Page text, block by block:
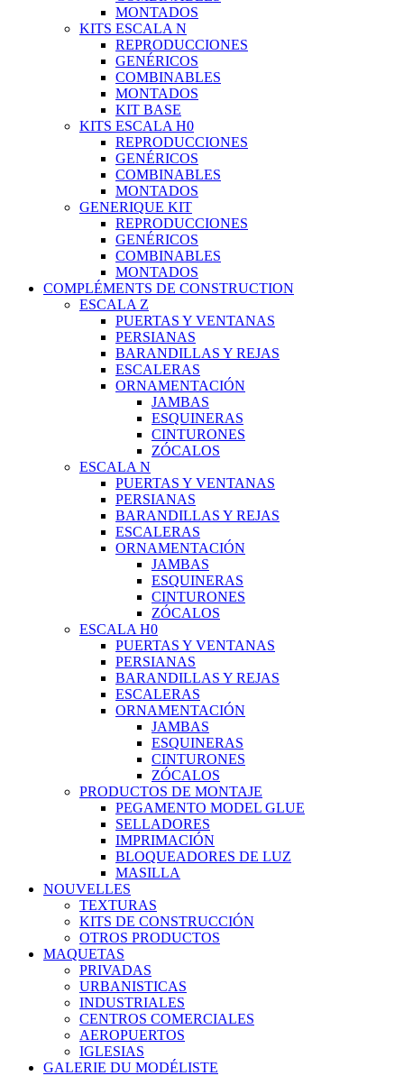
MONTADOS
KITS ESCALA N
REPRODUCCIONES
GENÉRICOS
COMBINABLES
MONTADOS
KIT BASE
KITS ESCALA H0
REPRODUCCIONES
GENÉRICOS
COMBINABLES
MONTADOS
GENERIQUE KIT
REPRODUCCIONES
GENÉRICOS
COMBINABLES
MONTADOS
COMPLÉMENTS DE CONSTRUCTION
ESCALA Z
PUERTAS Y VENTANAS
PERSIANAS
BARANDILLAS Y REJAS
ESCALERAS
ORNAMENTACIÓN
JAMBAS
ESQUINERAS
CINTURONES
ZÓCALOS
ESCALA N
PUERTAS Y VENTANAS
PERSIANAS
BARANDILLAS Y REJAS
ESCALERAS
ORNAMENTACIÓN
JAMBAS
ESQUINERAS
CINTURONES
ZÓCALOS
ESCALA H0
PUERTAS Y VENTANAS
PERSIANAS
BARANDILLAS Y REJAS
ESCALERAS
ORNAMENTACIÓN
JAMBAS
ESQUINERAS
CINTURONES
ZÓCALOS
PRODUCTOS DE MONTAJE
PEGAMENTO MODEL GLUE
SELLADORES
IMPRIMACIÓN
BLOQUEADORES DE LUZ
MASILLA
NOUVELLES
TEXTURAS
KITS DE CONSTRUCCIÓN
OTROS PRODUCTOS
MAQUETAS
PRIVADAS
URBANISTICAS
INDUSTRIALES
CENTROS COMERCIALES
AEROPUERTOS
IGLESIAS
GALERIE DU MODÉLISTE